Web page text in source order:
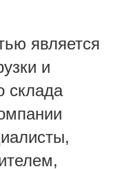
является
и
склада